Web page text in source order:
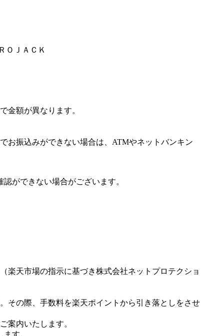
ＯＪＡＣＫ
金額が異なります。
お振込みができない場合は、ATMやネットバンキン
ができない場合がございます。
楽天市場の指示に基づき株式会社ネットプロテクショ
その際、手数料を楽天ポイントから引き落としをさせ
案内いたします。
す。